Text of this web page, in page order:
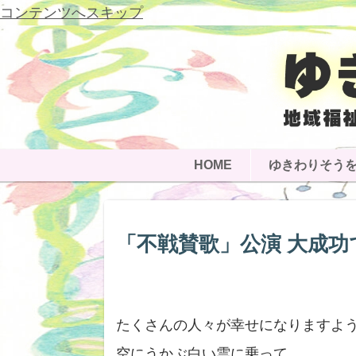
コンテンツへスキップ
HOME ゆきわりそう
「不戦賛歌」公演 大成
たくさんの人々が幸せになりますよ